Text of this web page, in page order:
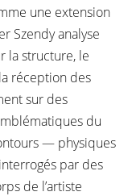
une extension
Szendy analyse
la structure, le
réception des
sur des
du
— physiques
par des
de l’artiste